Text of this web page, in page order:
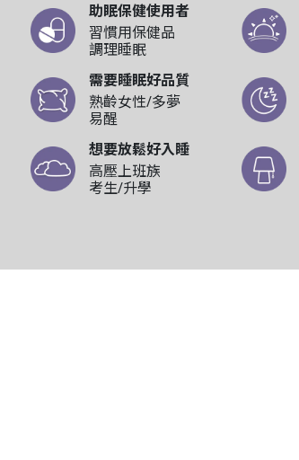
助眠保健使用者
習慣用保健品
調理睡眠
需要睡眠好品質
熟齡女性/多夢
易醒
想要放鬆好入睡
高壓上班族
考生/升學